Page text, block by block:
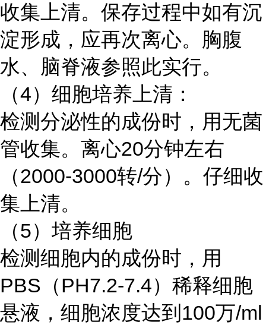
收集上清。保存过程中如有沉
淀形成，应再次离心。胸腹
水、脑脊液参照此实行。
（4）细胞培养上清：
检测分泌性的成份时，用无菌
管收集。离心20分钟左右
（2000-3000转/分）。仔细收
集上清。
（5）培养细胞
检测细胞内的成份时，用
PBS（PH7.2-7.4）稀释细胞
悬液，细胞浓度达到100万/ml